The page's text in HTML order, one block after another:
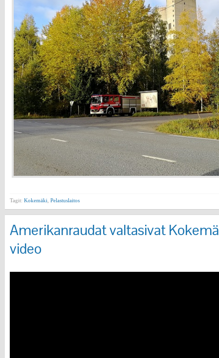
Tagit: Kokemäki Pelastuslaitos
Amerikanraudat valtasivat
video